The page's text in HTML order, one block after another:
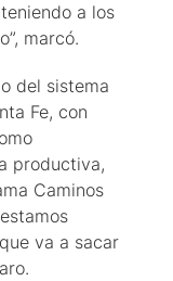
a los
marcó.
del sistema
Fe, con
productiva,
Caminos
va a sacar